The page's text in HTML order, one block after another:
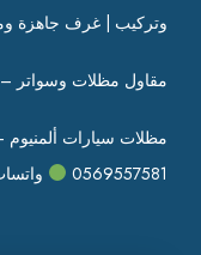
وتركيب | غرف جاهزة
مقاول مظلات وسواتر –
مظلات سيارات ألمنيوم
0569557581